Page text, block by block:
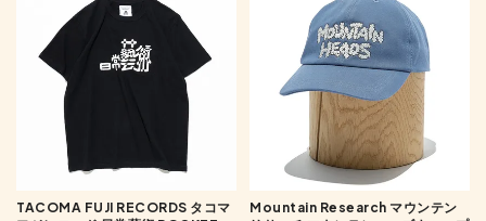
TACOMA FUJI RECORDS タコマ
Mountain Research マウンテン